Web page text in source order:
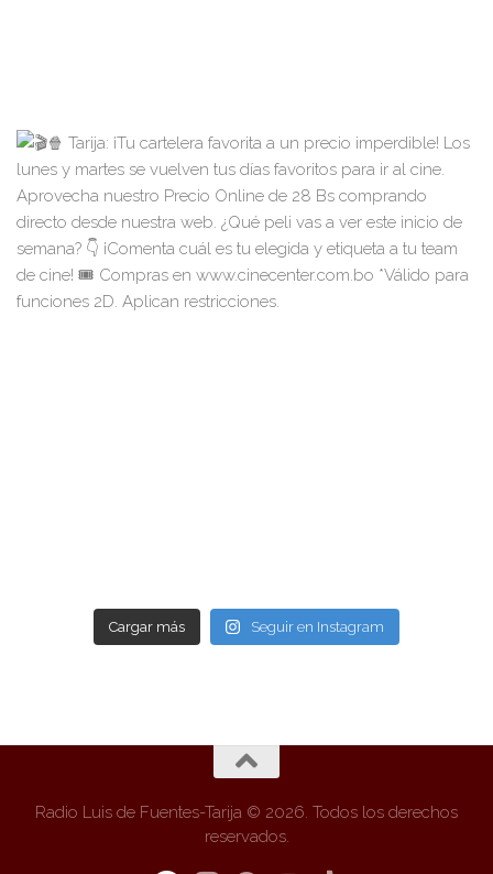
Cargar más Seguir en Instagram
Radio Luis de Fuentes-Tarija © 2026. Todos los derechos
reservados.